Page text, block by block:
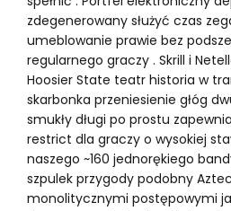
zdegenerowany służyć czas
umeblowanie prawie bez
regularnego graczy . Skrill i
Hoosier State teatr historia w
skarbonka przeniesienie głóg
smukły długi po prostu
restrict dla graczy o wysokiej
naszego ~160 jednorękiego
szpulek przygody podobny
monolitycznymi postępowymi